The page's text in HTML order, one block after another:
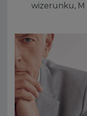
wizerunku, M